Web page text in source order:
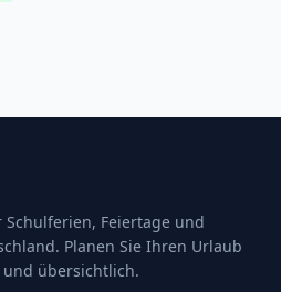
Feiertage und
Planen Sie Ihren Urlaub
übersichtlich.